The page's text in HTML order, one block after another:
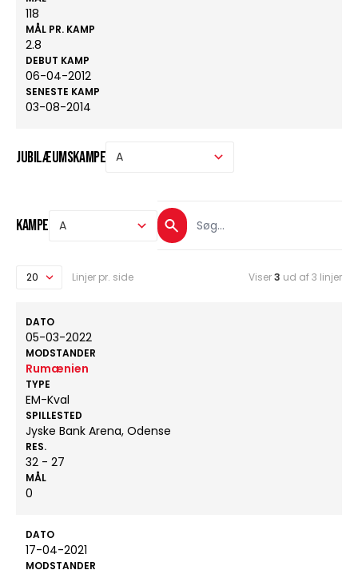
118
MÅL PR. KAMP
2.8
DEBUT KAMP
06-04-2012
SENESTE KAMP
03-08-2014
Jubilæumskampe
Kampe
Linjer pr. side Viser3 ud af 3 linjer
DATO
05-03-2022
MODSTANDER
Rumænien
TYPE
EM-Kval
SPILLESTED
Jyske Bank Arena, Odense
RES.
32 - 27
MÅL
0
DATO
17-04-2021
MODSTANDER